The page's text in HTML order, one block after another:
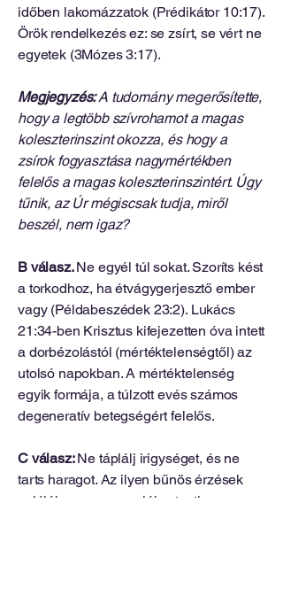
időben lakomázzatok (Prédikátor 10:17).
Örök rendelkezés ez: se zsírt, se vért ne
egyetek (3Mózes 3:17).
Megjegyzés:A tudomány megerősítette,
hogy a legtöbb szívrohamot a magas
koleszterinszint okozza, és hogy a
zsírok fogyasztása nagymértékben
felelős a magas koleszterinszintért. Úgy
tűnik, az Úr mégiscsak tudja, miről
beszél, nem igaz?
B válasz.Ne egyél túl sokat. Szoríts kést
a torkodhoz, ha étvágygerjesztő ember
vagy (Példabeszédek 23:2). Lukács
21:34-ben Krisztus kifejezetten óva intett
a dorbézolástól (mértéktelenségtől) az
utolsó napokban. A mértéktelenség
egyik formája, a túlzott evés számos
degeneratív betegségért felelős.
C válasz:Ne táplálj irigységet, és ne
tarts haragot. Az ilyen bűnös érzések
valójában megzavarják a testi